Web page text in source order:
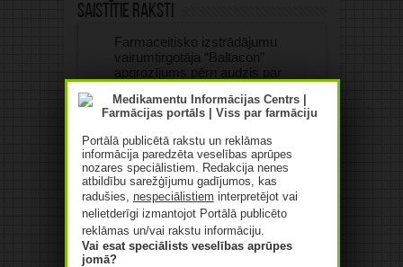
Saistītie raksti
Farmaceitisko izstrādājumu
vairumtirgotāja “Baltacon”
apgrozījums pērn audzis par
07/08/2026
Portālā publicētā rakstu un reklāmas
informācija paredzēta veselības aprūpes
nozares speciālistiem. Redakcija nenes
atbildību sarežģījumu gadījumos, kas
radušies, nespeciālistiem interpretējot vai
nelietderīgi izmantojot Portālā publicēto
reklāmas un/vai rakstu informāciju.
Vai esat speciālists veselības aprūpes
jomā?